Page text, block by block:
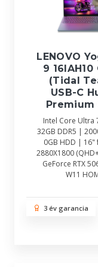
LENOVO
9 16IAH10
(Tidal
USB-C
Premium
Intel Core Ultra
32GB DDR5 |
0GB HDD | 16"
2880X1800
GeForce RTX
W11
3 év garancia